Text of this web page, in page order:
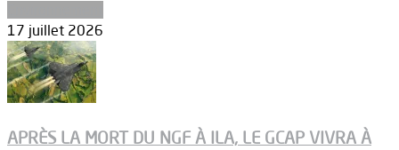
17 juillet 2026
APRÈS LA MORT DU NGF À ILA, LE GCAP VIVRA À